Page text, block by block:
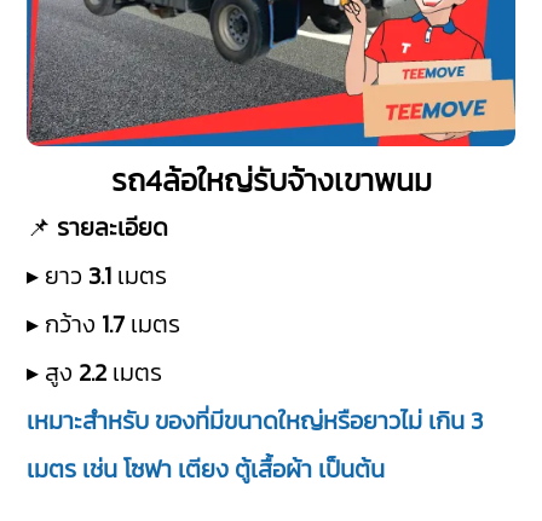
รถ4ล้อใหญ่รับจ้างเขาพนม
📌 รายละเอียด
▸ ยาว 3.1 เมตร
▸ กว้าง 1.7 เมตร
▸ สูง 2.2 เมตร
เหมาะสำหรับ ของที่มีขนาดใหญ่หรือยาวไม่ เกิน 3
เมตร เช่น โซฟา เตียง ตู้เสื้อผ้า เป็นต้น